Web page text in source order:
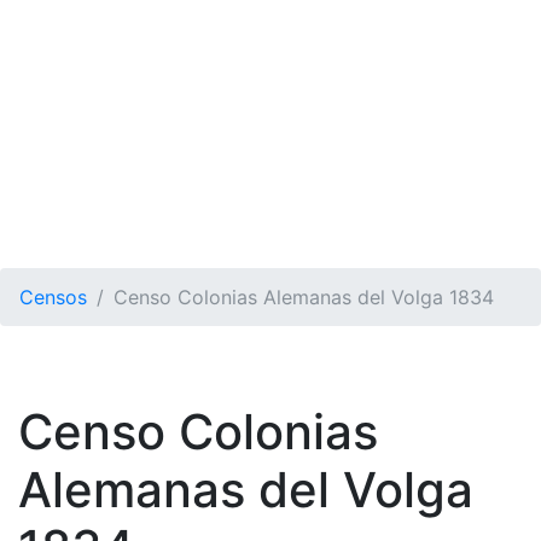
Censos Censo Colonias Alemanas del Volga 1834
Censo Colonias
Alemanas del Volga